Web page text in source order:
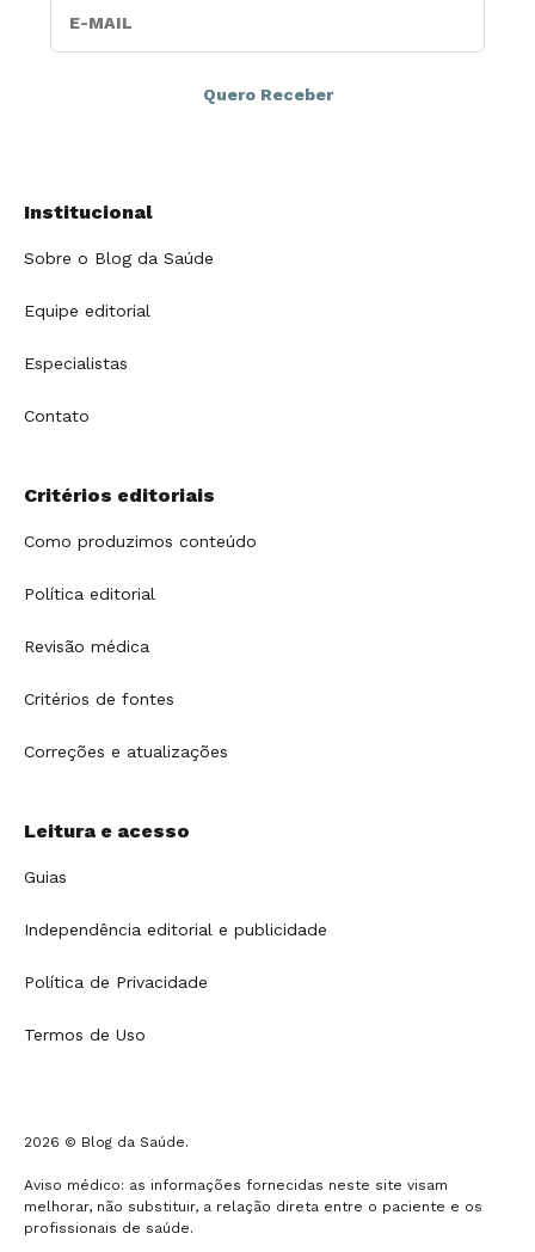
Institucional
Sobre o Blog da Saúde
Equipe editorial
Especialistas
Contato
Critérios editoriais
Como produzimos conteúdo
Política editorial
Revisão médica
Critérios de fontes
Correções e atualizações
Leitura e acesso
Guias
Independência editorial e publicidade
Política de Privacidade
Termos de Uso
2026 © Blog da Saúde.
Aviso médico: as informações fornecidas neste site visam
melhorar, não substituir, a relação direta entre o paciente e os
profissionais de saúde.